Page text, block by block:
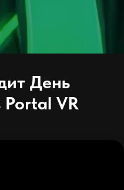
День
VR